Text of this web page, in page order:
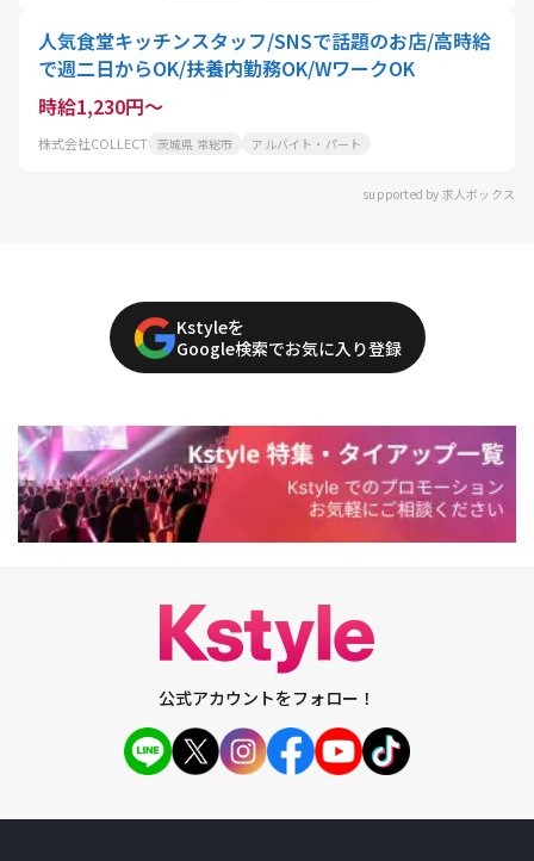
人気食堂キッチンスタッフ/SNSで話題のお店/高時給
で週二日からOK/扶養内勤務OK/WワークOK
時給1,230円～
株式会社COLLECT 茨城県 常総市 アルバイト・パート
supported by 求人ボックス
Kstyleを
Google検索でお気に入り登録
公式アカウントをフォロー！